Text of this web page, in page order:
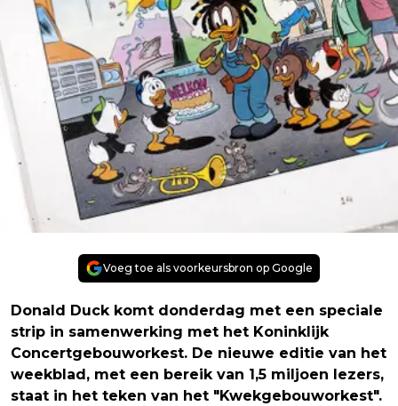
Voeg toe als voorkeursbron op Google
Donald Duck komt donderdag met een speciale
strip in samenwerking met het Koninklijk
Concertgebouworkest. De nieuwe editie van het
weekblad, met een bereik van 1,5 miljoen lezers,
staat in het teken van het "Kwekgebouworkest".